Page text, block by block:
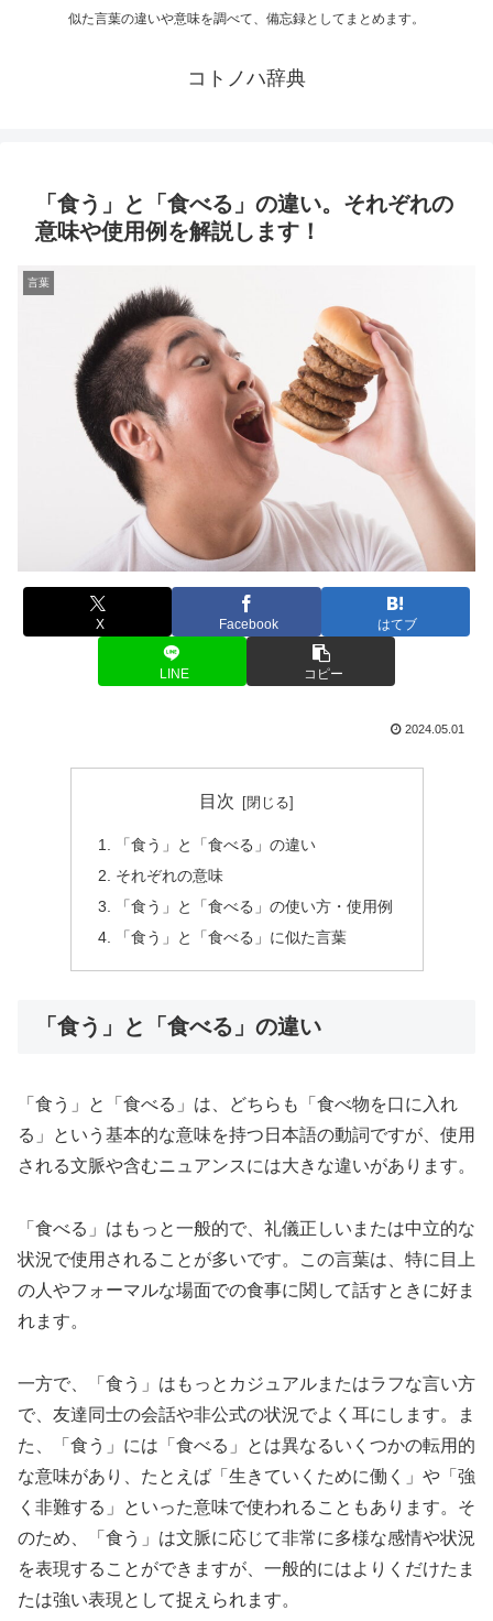
似た言葉の違いや意味を調べて、備忘録としてまとめます。
コトノハ辞典
「食う」と「食べる」の違い。それぞれの
意味や使用例を解説します！
言葉
X Facebook はてブ
LINE コピー
2024.05.01
目次
「食う」と「食べる」の違い
それぞれの意味
「食う」と「食べる」の使い方・使用例
「食う」と「食べる」に似た言葉
「食う」と「食べる」の違い
「食う」と「食べる」は、どちらも「食べ物を口に入れ
る」という基本的な意味を持つ日本語の動詞ですが、使用
される文脈や含むニュアンスには大きな違いがあります。
「食べる」はもっと一般的で、礼儀正しいまたは中立的な
状況で使用されることが多いです。この言葉は、特に目上
の人やフォーマルな場面での食事に関して話すときに好ま
れます。
一方で、「食う」はもっとカジュアルまたはラフな言い方
で、友達同士の会話や非公式の状況でよく耳にします。ま
た、「食う」には「食べる」とは異なるいくつかの転用的
な意味があり、たとえば「生きていくために働く」や「強
く非難する」といった意味で使われることもあります。そ
のため、「食う」は文脈に応じて非常に多様な感情や状況
を表現することができますが、一般的にはよりくだけたま
たは強い表現として捉えられます。